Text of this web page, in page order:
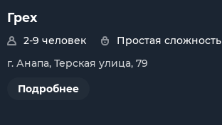
Грех
2-9 человек
Простая сложность
г. Анапа, Терская улица, 79
Подробнее